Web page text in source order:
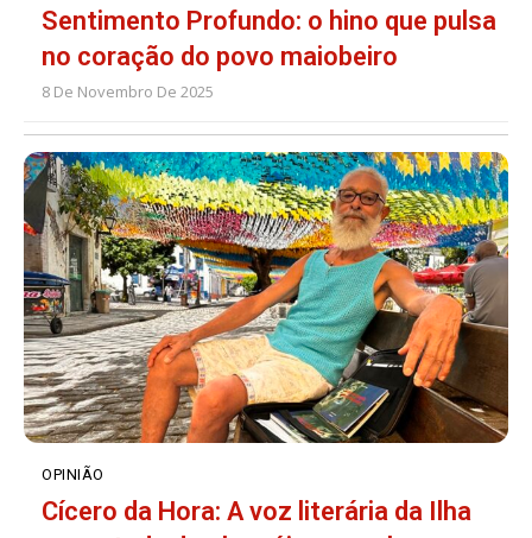
Sentimento Profundo: o hino que pulsa
no coração do povo maiobeiro
8 De Novembro De 2025
OPINIÃO
Cícero da Hora: A voz literária da Ilha